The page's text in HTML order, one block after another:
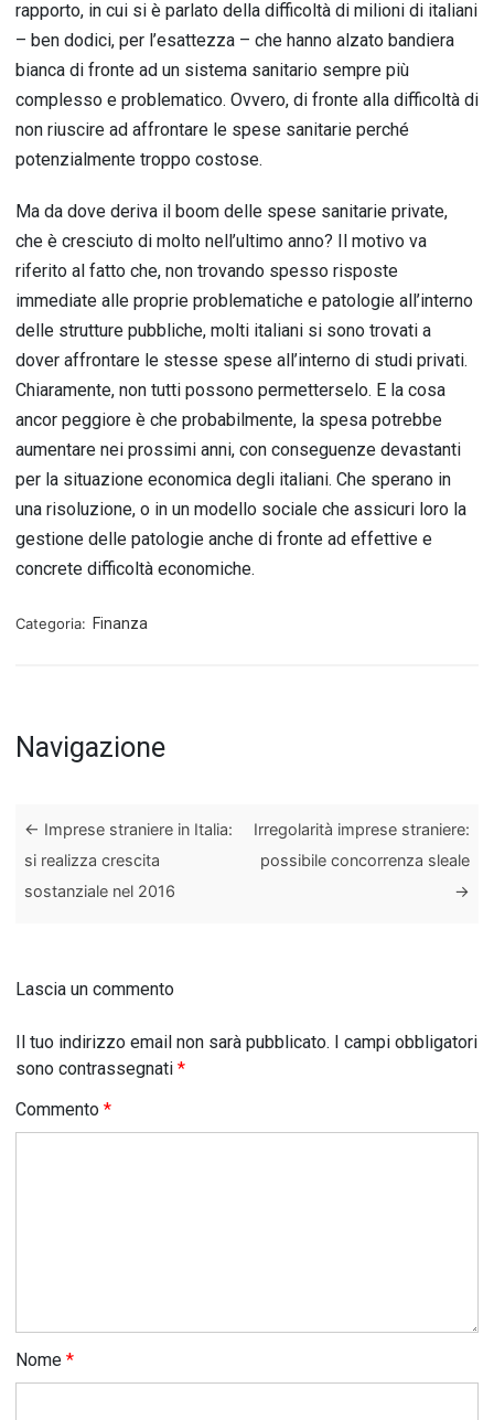
rapporto, in cui si è parlato della difficoltà di milioni di italiani
– ben dodici, per l’esattezza – che hanno alzato bandiera
bianca di fronte ad un sistema sanitario sempre più
complesso e problematico. Ovvero, di fronte alla difficoltà di
non riuscire ad affrontare le spese sanitarie perché
potenzialmente troppo costose.
Ma da dove deriva il boom delle spese sanitarie private,
che è cresciuto di molto nell’ultimo anno? Il motivo va
riferito al fatto che, non trovando spesso risposte
immediate alle proprie problematiche e patologie all’interno
delle strutture pubbliche, molti italiani si sono trovati a
dover affrontare le stesse spese all’interno di studi privati.
Chiaramente, non tutti possono permetterselo. E la cosa
ancor peggiore è che probabilmente, la spesa potrebbe
aumentare nei prossimi anni, con conseguenze devastanti
per la situazione economica degli italiani. Che sperano in
una risoluzione, o in un modello sociale che assicuri loro la
gestione delle patologie anche di fronte ad effettive e
concrete difficoltà economiche.
Categoria: Finanza
Navigazione
← Imprese straniere in Italia:
si realizza crescita
sostanziale nel 2016
Irregolarità imprese straniere:
possibile concorrenza sleale
→
Lascia un commento
Il tuo indirizzo email non sarà pubblicato. I campi obbligatori
sono contrassegnati *
Commento *
Nome *